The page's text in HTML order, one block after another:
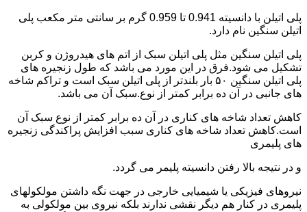
پلی اتیلن با دانسیته 0.941 تا 0.959 گرم بر سانتی متر مکعب پلی
اتیلن سنگین نام دارد.
پلی اتیلن سنگین مثل پلی اتیلن سبک از اتم های هیدروژن و کربن
تشکیل می شود.فرق در این مورد می باشد که طول زنجیره های
پلی اتیلن سنگین ۵۰ بار بلندتر از پلی اتیلن سبک است و تراکم شاخه
های جانبی در آن ده برابر کمتر از نوع.سبک آن می باشد.
کاهش تعداد شاخه های کناری در آن ده برابر کمتر از نوع سبک آن
است.کاهش تعداد شاخه های کناری سبب افزایش پراکندگی زنجیره
های پلیمری
و در نتیجه بالا رفتن دانسیته پلیمر می گردد.
نیروهای فیزیکی یا شیمیایی خارجی در جهت نگه داشتن مولکولهای
پلیمری در کنار هم دیگر نقشی ندارند بلکه نیروی بین مولکولی به